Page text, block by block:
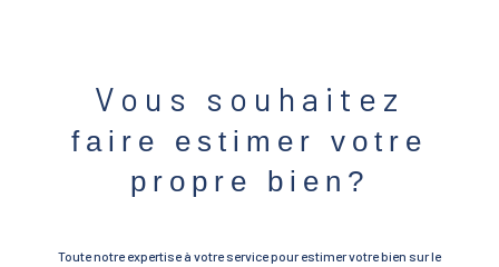
Vous souhaitez
faire estimer votre
propre bien?
Toute notre expertise à votre service pour estimer votre bien sur le